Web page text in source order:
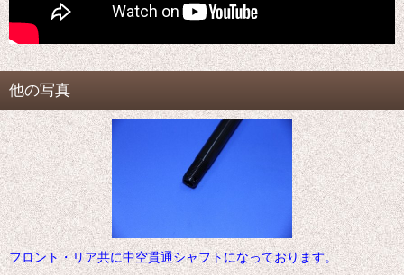
他の写真
フロント・リア共に中空貫通シャフトになっております。